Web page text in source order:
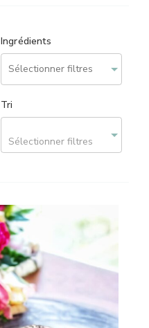
Ingrédients
Tri
Sélectionner filtres